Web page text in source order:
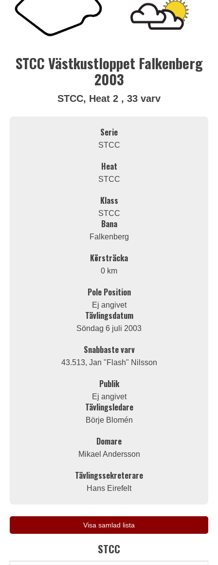
STCC Västkustloppet Falkenberg
2003
STCC, Heat 2 , 33 varv
Serie
STCC
Heat
STCC
Klass
STCC
Bana
Falkenberg
Körsträcka
0 km
Pole Position
Ej angivet
Tävlingsdatum
Söndag 6 juli 2003
Snabbaste varv
43.513, Jan "Flash" Nilsson
Publik
Ej angivet
Tävlingsledare
Börje Blomén
Domare
Mikael Andersson
Tävlingssekreterare
Hans Eirefelt
Visa samlad lista
STCC